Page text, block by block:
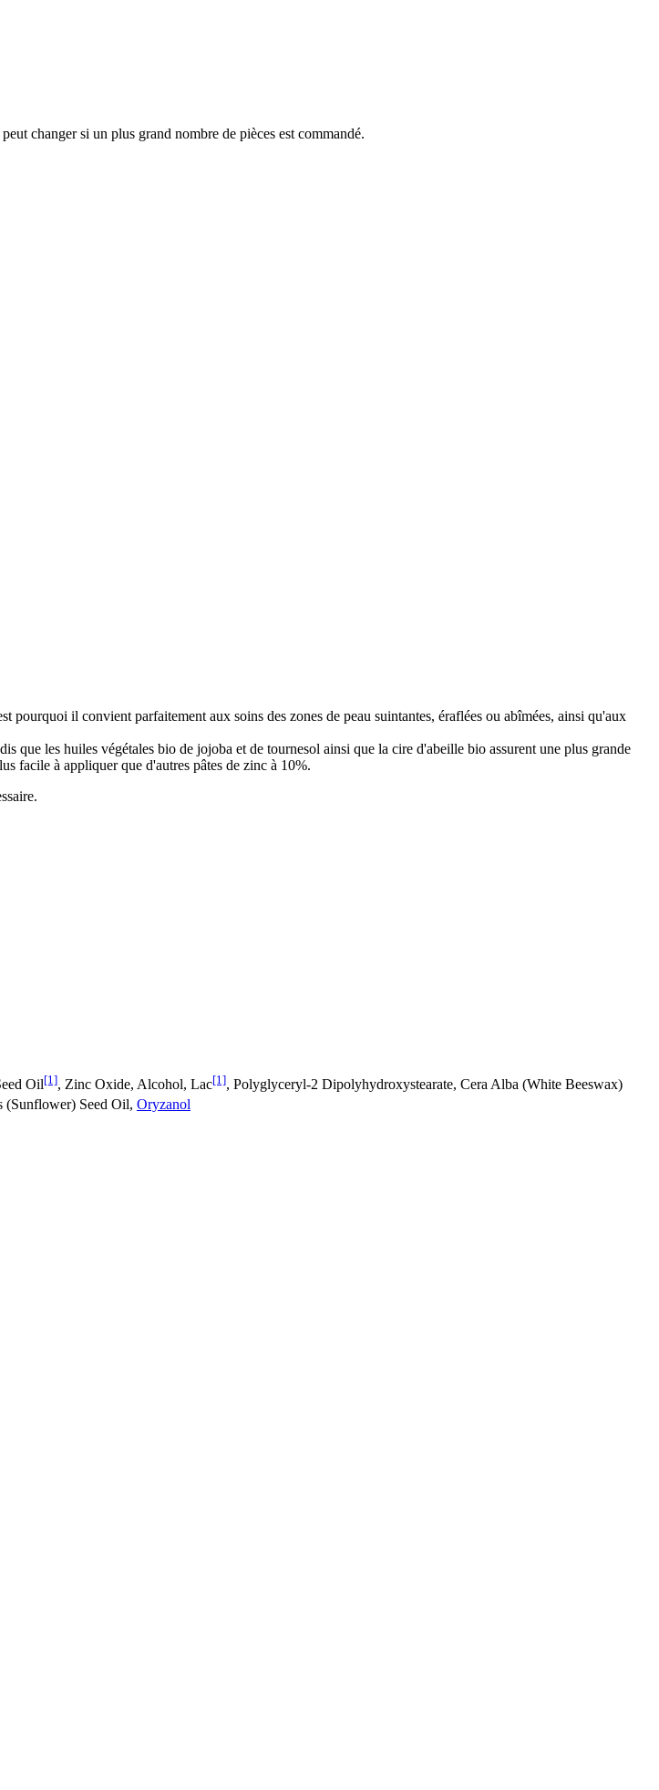
changer si un plus grand nombre de pièces est commandé.
pourquoi il convient parfaitement aux soins des zones de peau suintantes, éraflées ou abîmées, ainsi qu'aux
que les huiles végétales bio de jojoba et de tournesol ainsi que la cire d'abeille bio assurent une plus grande
facile à appliquer que d'autres pâtes de zinc à 10%.
Oil[1], Zinc Oxide, Alcohol, Lac[1], Polyglyceryl-2 Dipolyhydroxystearate, Cera Alba (White Beeswax)
(Sunflower) Seed Oil, Oryzanol